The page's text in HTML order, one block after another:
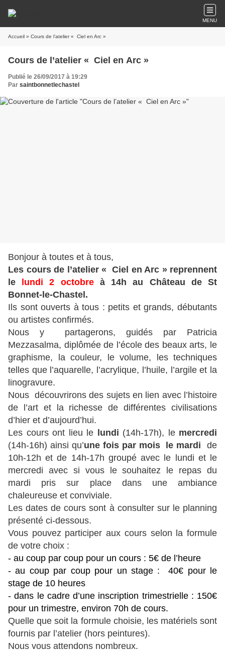
MENU
Accueil » Cours de l’atelier « Ciel en Arc »
Cours de l’atelier « Ciel en Arc »
Publié le 26/09/2017 à 19:29
Par saintbonnetlechastel
Bonjour à toutes et à tous,
Les cours de l’atelier « Ciel en Arc » reprennent
le
lundi 2 octobre à 14h au Château de St
Bonnet-le-Chastel.
Ils sont ouverts à tous : petits et grands, débutants
ou artistes confirmés.
Nous y partagerons, guidés par
Patricia
Mezzasalma, diplômée de l’école des beaux arts, le
graphisme, la couleur, le volume, les techniques
telles que l’aquarelle, l’acrylique, l’huile, l’argile et la
linogravure.
Nous découvrirons des sujets en lien avec l’histoire
de l’art et la richesse de différentes civilisations
d’hier et d’aujourd’hui.
Les cours ont lieu le lundi (14h-17h), lemercredi
(14h-16h) ainsi qu’une fois par mois le mardide
10h-12h et de 14h-17h groupé avec le lundi et le
mercredi avec si vous le souhaitez le repas du
mardi pris sur place dans une ambiance
chaleureuse et conviviale.
Les dates de cours sont à consulter sur le planning
présenté ci-dessous.
Vous pouvez participer aux cours selon la formule
de votre choix :
- au coup par coup pour un cours : 5€ de l’heure
- au coup par coup pour un stage : 40€ pour le
stage de 10 heures
- dans le cadre d’une inscription trimestrielle : 150€
pour un trimestre, environ 70h de cours​.
Quelle que soit la formule choisie, les matériels sont
fournis par l’atelier​ (hors peintures).
Nous vous attendons nombreux.